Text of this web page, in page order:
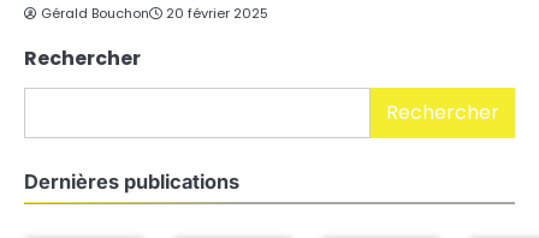
Gérald Bouchon 20 février 2025
Rechercher
Rechercher
Dernières publications